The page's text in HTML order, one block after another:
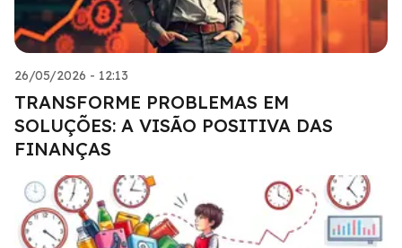
26/05/2026 - 12:13
TRANSFORME PROBLEMAS EM
SOLUÇÕES: A VISÃO POSITIVA DAS
FINANÇAS